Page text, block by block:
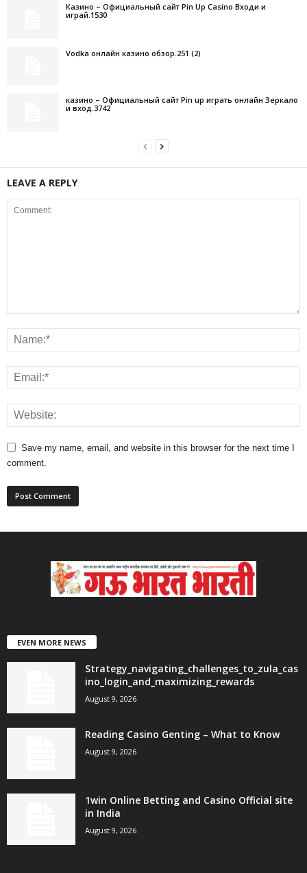
Казино – Официальный сайт Pin Up Casino Входи и
играй.1530
Vodka онлайн казино обзор.251 (2)
казино – Официальный сайт Pin up играть онлайн Зеркало
и вход.3742
LEAVE A REPLY
Save my name, email, and website in this browser for the next time I
comment.
EVEN MORE NEWS
Strategy_navigating_challenges_to_zula_cas
ino_login_and_maximizing_rewards
August 9, 2026
Reading Casino Genting – What to Know
August 9, 2026
1win Online Betting and Casino Official site
in India
August 9, 2026